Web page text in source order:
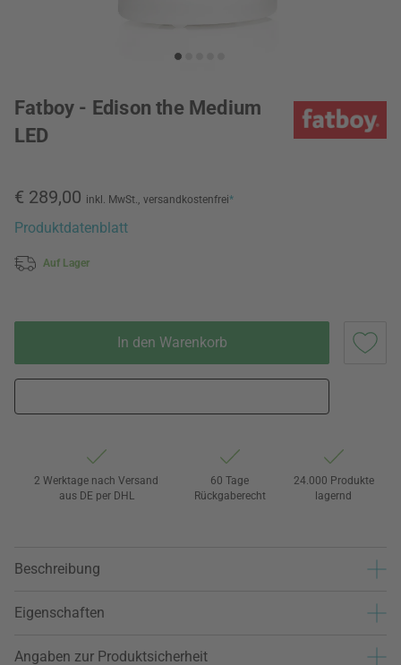
Fatboy - Edison the Medium
LED
€ 289,00 inkl. MwSt., versandkostenfrei*
Produktdatenblatt
Auf Lager
In den Warenkorb
2 Werktage nach Versand
aus DE per DHL
60 Tage
Rückgaberecht
24.000 Produkte
lagernd
Beschreibung
Eigenschaften
Angaben zur Produktsicherheit